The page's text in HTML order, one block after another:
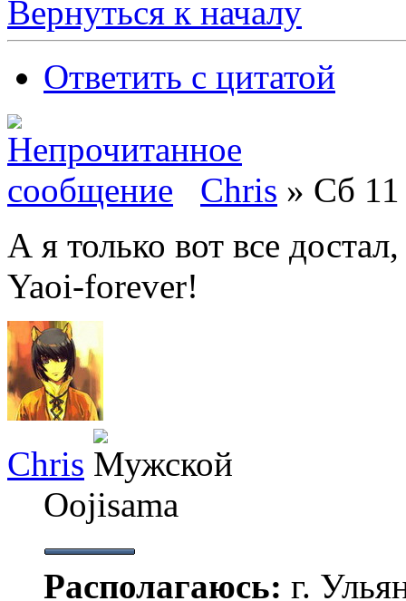
Вернуться к началу
Ответить с цитатой
Chris » Сб
А я только вот все
Yaoi-forever!
Chris
Oojisama
Располагаюсь: г.